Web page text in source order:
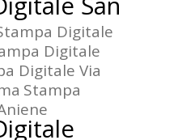
Digitale
Digitale
Digitale Via
Stampa